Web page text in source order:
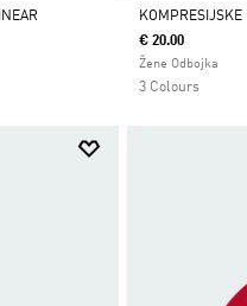
Da
€ 20.00
Žene Odbojka
3 Colours